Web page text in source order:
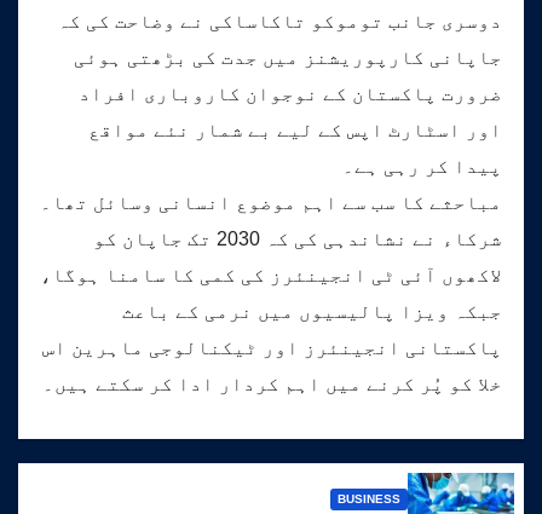
دوسری جانب توموکو تاکاساکی نے وضاحت کی کہ
جاپانی کارپوریشنز میں جدت کی بڑھتی ہوئی
ضرورت پاکستان کے نوجوان کاروباری افراد
اور اسٹارٹ اپس کے لیے بے شمار نئے مواقع
پیدا کر رہی ہے۔
مباحثے کا سب سے اہم موضوع انسانی وسائل تھا۔
شرکاء نے نشاندہی کی کہ 2030 تک جاپان کو
لاکھوں آئی ٹی انجینئرز کی کمی کا سامنا ہوگا،
جبکہ ویزا پالیسیوں میں نرمی کے باعث
پاکستانی انجینئرز اور ٹیکنالوجی ماہرین اس
خلا کو پُر کرنے میں اہم کردار ادا کر سکتے ہیں۔
BUSINESS